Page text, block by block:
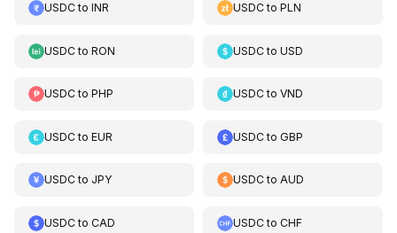
USDCto INR USDCtoPLN
USDCto RON USDCtoUSD
USDCto PHP USDCtoVND
USDCto EUR USDCtoGBP
USDCto JPY USDCtoAUD
USDCto CAD USDCtoCHF